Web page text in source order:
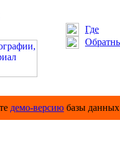
Где
демо-версию базы